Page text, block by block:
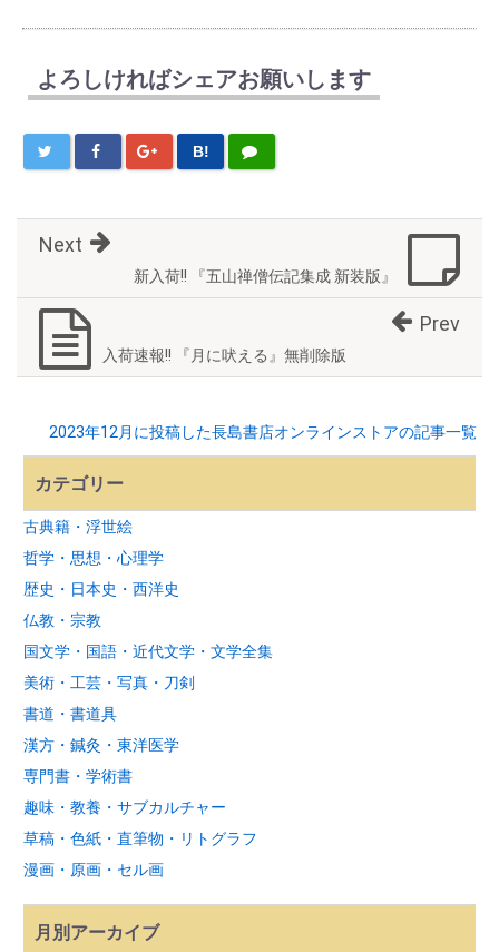
よろしければシェアお願いします
B!
新入荷!! 『五山禅僧伝記集成 新装版』
Next
入荷速報!! 『月に吠える』無削除版
Prev
2023年12月に投稿した長島書店オンラインストアの記事一覧
カテゴリー
古典籍・浮世絵
哲学・思想・心理学
歴史・日本史・西洋史
仏教・宗教
国文学・国語・近代文学・文学全集
美術・工芸・写真・刀剣
書道・書道具
漢方・鍼灸・東洋医学
専門書・学術書
趣味・教養・サブカルチャー
草稿・色紙・直筆物・リトグラフ
漫画・原画・セル画
月別アーカイブ